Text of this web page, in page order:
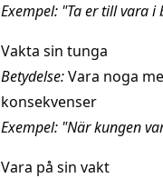
Exempel: "Ta er till vara i
Vakta sin tunga
Betydelse:Vara noga
konsekvenser
Exempel: "När kungen
Vara på sin vakt